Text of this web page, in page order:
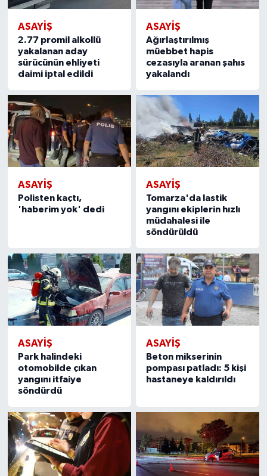
ASAYIŞ
2.77 promil alkollü
yakalanan aday
sürücünün ehliyeti
daimi iptal edildi
ASAYIŞ
Ağırlaştırılmış
müebbet hapis
cezasıyla aranan şahıs
yakalandı
ASAYIŞ
Polisten kaçtı,
'haberim yok' dedi
ASAYIŞ
Tomarza'da lastik
yangını ekiplerin hızlı
müdahalesi ile
söndürüldü
ASAYIŞ
Park halindeki
otomobilde çıkan
yangını itfaiye
söndürdü
ASAYIŞ
Beton mikserinin
pompası patladı: 5 kişi
hastaneye kaldırıldı